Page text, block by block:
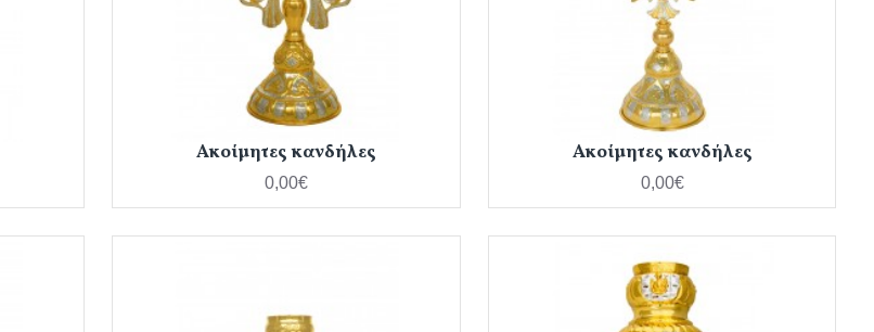
Ακοίμητες κανδήλες
0,00€
Ακοίμητες κανδήλες
0,00€